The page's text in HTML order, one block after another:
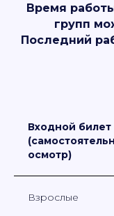
Время
групп
Последний
Входной билет
осмотр)
Взрослые